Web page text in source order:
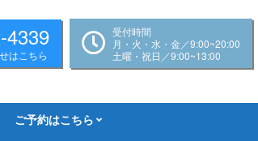
4339
はこちら
受付時間
月・火・水・金／9:00~20:00
土曜・祝日／9:00~13:00
ご予約はこちら